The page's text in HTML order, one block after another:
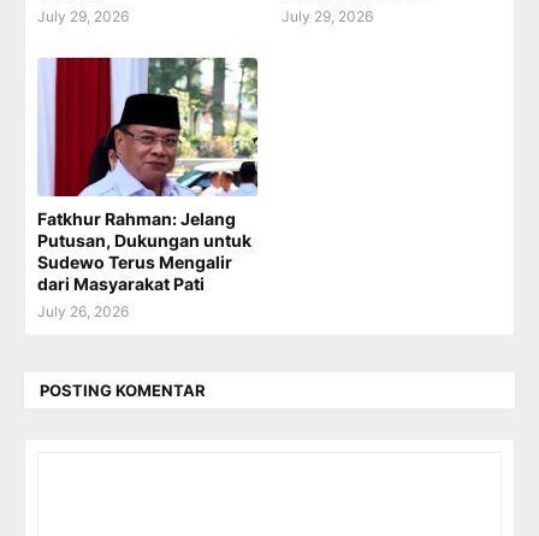
July 29, 2026 July 29, 2026
Fatkhur Rahman: Jelang
Putusan, Dukungan untuk
Sudewo Terus Mengalir
dari Masyarakat Pati
July 26, 2026
POSTING KOMENTAR